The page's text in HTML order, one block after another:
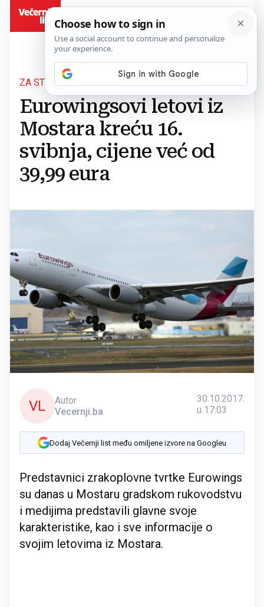
ZA STUTTGART I DUSSELDORF
Eurowingsovi letovi iz
Mostara kreću 16.
svibnja, cijene već od
39,99 eura
VL
Autor
Vecernji.ba
30.10.2017.
u 17:03
Dodaj Večernji list među omiljene izvore na Googleu
Predstavnici zrakoplovne tvrtke Eurowings
su danas u Mostaru gradskom rukovodstvu
i medijima predstavili glavne svoje
karakteristike, kao i sve informacije o
svojim letovima iz Mostara.